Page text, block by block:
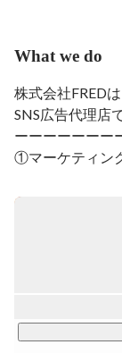
起業したい人
What we do
株式会社FRED
SNS広告代理店
ーーーーーーー
①マーケティン
駆使して、お客